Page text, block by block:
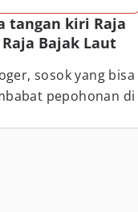
tangan kiri Raja
Bajak Laut
sosok yang bisa
pepohonan di